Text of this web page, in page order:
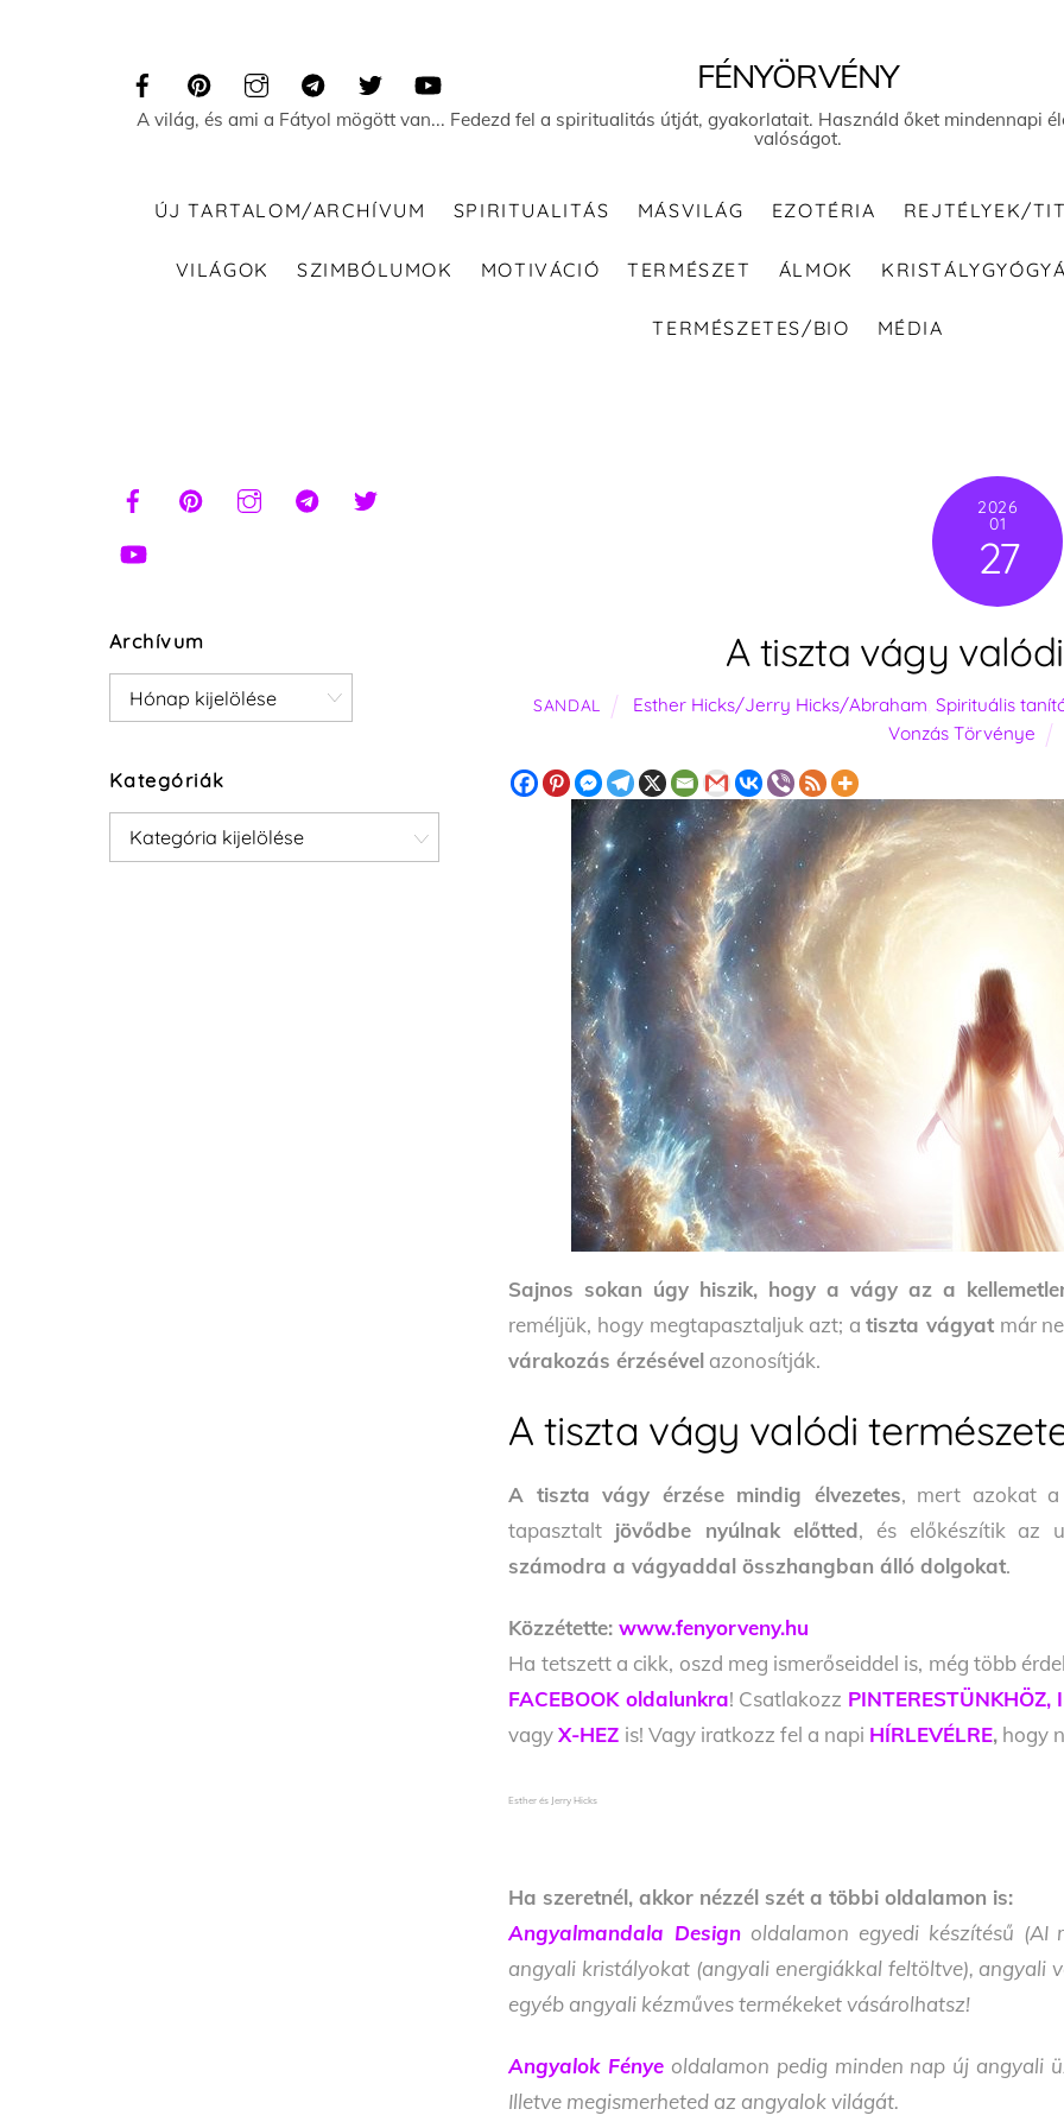
FÉNYÖRVÉNY
A világ, és ami a Fátyol mögött van... Fedezd fel a spiritualitás útját, gyakorlatait. Használd őket mindennapi
valóságot.
ÚJ TARTALOM/ARCHÍVUM SPIRITUALITÁS MÁSVILÁG EZOTÉRIA REJTÉLYEK/
VILÁGOK SZIMBÓLUMOK MOTIVÁCIÓ TERMÉSZET ÁLMOK
TERMÉSZETES/BIO MÉDIA
2026
01
27
A tiszta vágy
SANDAL Esther Hicks/Jerry Hicks/Abraham Spirituális
Vonzás Törvénye
Sajnos sokan úgy hiszik, hogy a vágy az a
reméljük, hogy megtapasztaljuk azt; atiszta vágyat már
várakozás érzésével azonosítják.
A tiszta vágy valódi
A tiszta vágy érzése mindig élvezetes, mert azokat
tapasztalt jövődbe nyúlnak előtted, és előkészítik az
számodra a vágyaddal összhangban álló dolgokat.
Közzétette:www.fenyorveny.hu
Ha tetszett a cikk, oszd meg ismerőseiddel is, még több
FACEBOOK oldalunkra! Csatlakozz PINTERESTÜNKHÖZ,
vagyX-HEZ is! Vagy iratkozz fel a napi HÍRLEVÉLRE, hogy
Esther és Jerry Hicks
Ha szeretnél, akkor nézzél szét a többi oldalamon is:
Angyalmandala Design oldalamon egyedi készítésű (AI
angyali kristályokat (angyali energiákkal feltöltve), angyali
egyéb angyali kézműves termékeket vásárolhatsz!
Angyalok Fénye oldalamon pedig minden nap új angyali
Illetve megismerheted az angyalok világát.
Archívum
Archívum
Kategóriák
Kategóriák